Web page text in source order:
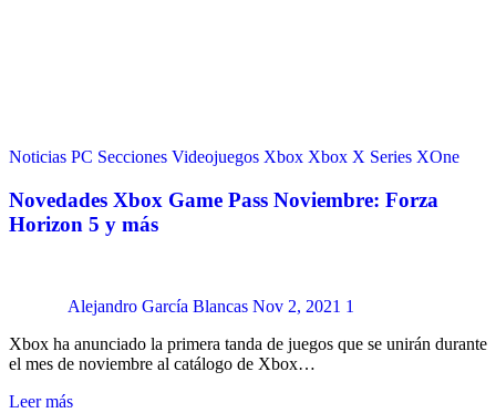
Noticias PC Secciones Videojuegos Xbox Xbox X Series XOne
Novedades Xbox Game Pass Noviembre: Forza
Horizon 5 y más
Alejandro García Blancas Nov 2, 2021 1
Xbox ha anunciado la primera tanda de juegos que se unirán durante
el mes de noviembre al catálogo de Xbox…
Leer más